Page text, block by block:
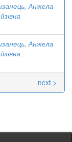
Анжела
Анжела
next >